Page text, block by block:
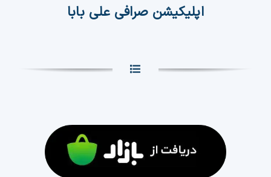
اپلیکیشن صرافی علی بابا